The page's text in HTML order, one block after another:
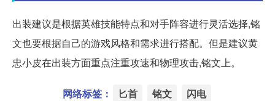
出装建议是根据英雄技能特点和对手阵容进行灵活选择,铭
文也要根据自己的游戏风格和需求进行搭配。但是建议黄
忠小皮在出装方面重点注重攻速和物理攻击,铭文上。
网络标签： 匕首 铭文 闪电